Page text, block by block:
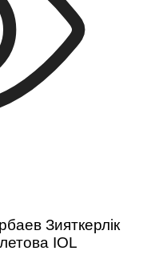
Зияткерлік
IOL